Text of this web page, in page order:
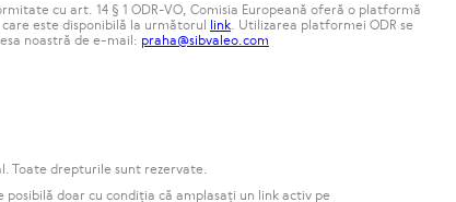
cu art. 14 § 1 ODR-VO, Comisia Europeană oferă o platformă
este disponibilă la următorul link. Utilizarea platformei ODR se
noastră de e-mail: praha@sibvaleo.com
Toate drepturile sunt rezervate.
doar cu condiția că amplasați un link activ pe